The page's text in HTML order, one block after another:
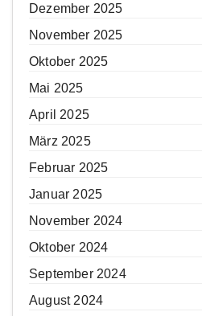
Dezember 2025
November 2025
Oktober 2025
Mai 2025
April 2025
März 2025
Februar 2025
Januar 2025
November 2024
Oktober 2024
September 2024
August 2024